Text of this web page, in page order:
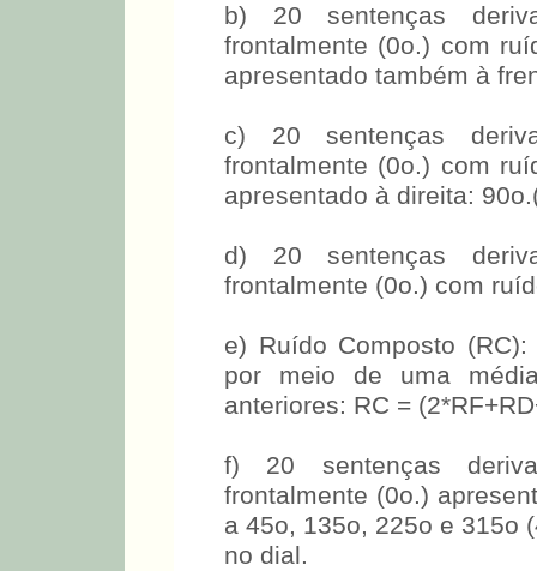
b) 20 sentenças
frontalmente (0o.) com
apresentado também à
c) 20 sentenças
frontalmente (0o.) com
apresentado à direita:
d) 20 sentenças
frontalmente (0o.) com
e) Ruído Composto
por meio de uma
anteriores: RC =
f) 20 sentenças
frontalmente (0o.)
a 45o, 135o, 225o e 315o
no dial.